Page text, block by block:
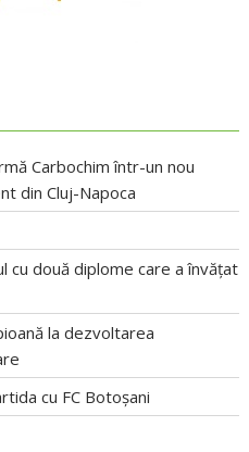
Carbochim într-un nou
din Cluj-Napoca
cu două diplome care a învățat
la dezvoltarea
cu FC Botoșani